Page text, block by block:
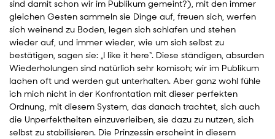
sind damit schon wir im Publikum gemeint?), mit den immer
gleichen Gesten sammeln sie Dinge auf, freuen sich, werfen
sich weinend zu Boden, legen sich schlafen und stehen
wieder auf, und immer wieder, wie um sich selbst zu
bestätigen, sagen sie: „I like it here“. Diese ständigen, absurden
Wiederholungen sind natürlich sehr komisch; wir im Publikum
lachen oft und werden gut unterhalten. Aber ganz wohl fühle
ich mich nicht in der Konfrontation mit dieser perfekten
Ordnung, mit diesem System, das danach trachtet, sich auch
die Unperfektheiten einzuverleiben, sie dazu zu nutzen, sich
selbst zu stabilisieren. Die Prinzessin erscheint in diesem